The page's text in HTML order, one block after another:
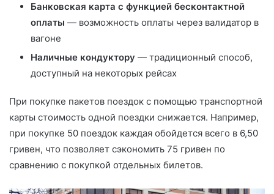
Банковская карта с функцией бесконтактной
оплаты — возможность оплаты через валидатор в
вагоне
Наличные кондуктору — традиционный способ,
доступный на некоторых рейсах
При покупке пакетов поездок с помощью транспортной
карты стоимость одной поездки снижается. Например,
при покупке 50 поездок каждая обойдется всего в 6,50
гривен, что позволяет сэкономить 75 гривен по
сравнению с покупкой отдельных билетов.